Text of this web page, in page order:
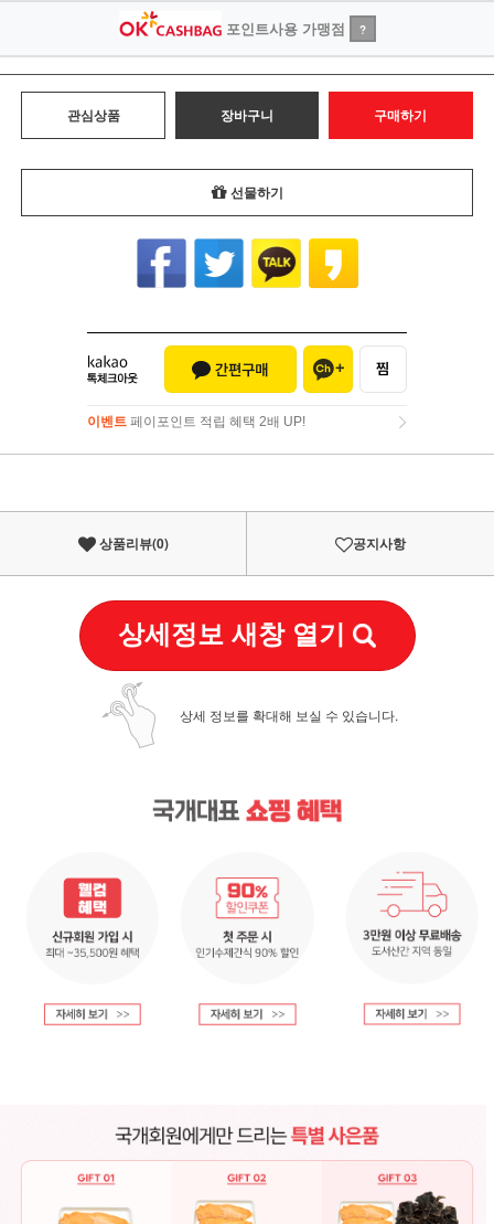
포인트사용 가맹점 ?
관심상품 장바구니 구매하기
선물하기
이벤트 페이포인트 적립 혜택 2배 UP!
이벤트페이포인트 적립 혜택 2배 UP!
상품리뷰(0) 공지사항
상세정보 새창 열기
상세 정보를 확대해 보실 수 있습니다.